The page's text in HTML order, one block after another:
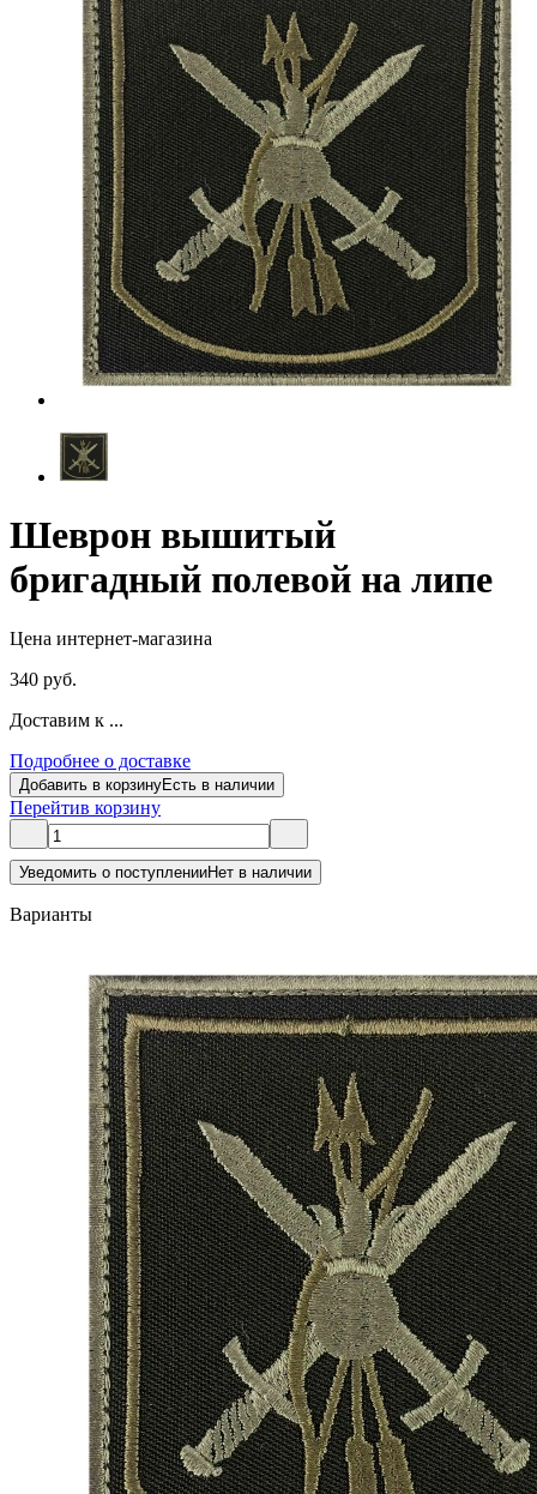
Шеврон вышитый
бригадный полевой на липе
Цена интернет-магазина
340 руб.
Доставим к ...
Подробнее о доставке
Добавить в корзинуЕсть в наличии
Перейтив корзину
Уведомить о поступленииНет в наличии
Варианты